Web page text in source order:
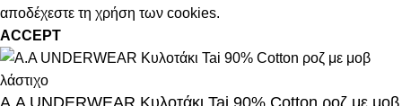
αποδέχεστε τη χρήση των cookies.
ACCEPT